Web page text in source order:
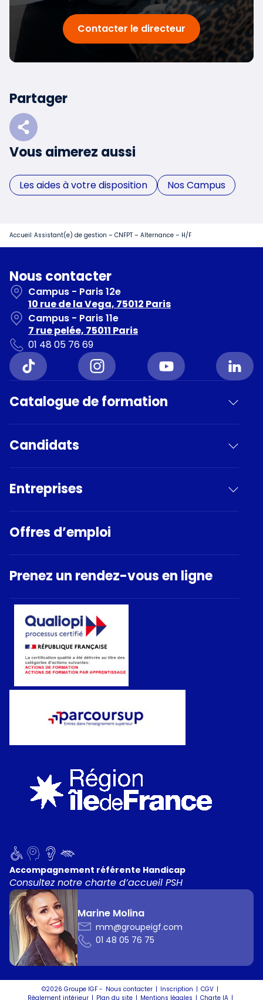
Contacter le directeur
Partager
Vous aimerez aussi
Les aides à votre disposition Nos Campus
Accueil Assistant(e) de gestion – CNFPT – Alternance – H/F
Nous contacter
Campus - Paris 12e
10 rue de la Vega, 75012 Paris
Campus - Paris 11e
7 rue pelée, 75011 Paris
01 48 05 76 69
Catalogue de formation
Candidats
Entreprises
Offres d’emploi
Prenez un rendez-vous en ligne
Accompagnement référente Handicap
Consultez notre charte d’accueil PSH
Marine Molina
mm@groupeigf.com
01 48 05 76 75
©2026 Groupe IGF - Nous contacter Inscription
CGV
Règlement intérieur
Plan du site Mentions légales Charte IA